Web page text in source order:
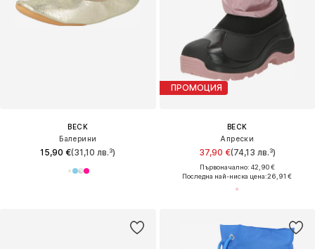
BECK
Балерини
15,90 €(31,10 лв.³)
ПРОМОЦИЯ
BECK
Апрески
37,90 €(74,13 лв.³)
Първоначално: 42,90 €
Последна най-ниска цена:26,91 €